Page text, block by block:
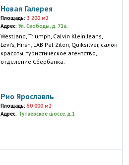
Новая Галерея
Площадь: 3 200 м2
Адрес: Ул. Свободы, д. 71а.
Westland, Triumph, Calvin Klein Jeans,
Levi’s, Hirsh, LAB Pal Zileri, Quiksilver, салон
красоты, туристическое агентство,
отделение Сбербанка.
Рио Ярославль
Площадь: 60 000 м2
Адрес: Тутаевское шоссе, д.1